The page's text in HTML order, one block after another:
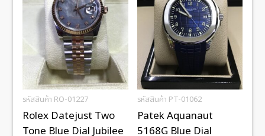
รหัสสินค้า RO-01227
Rolex Datejust Two
Tone Blue Dial Jubilee
รหัสสินค้า PT-01062
Patek Aquanaut
5168G Blue Dial